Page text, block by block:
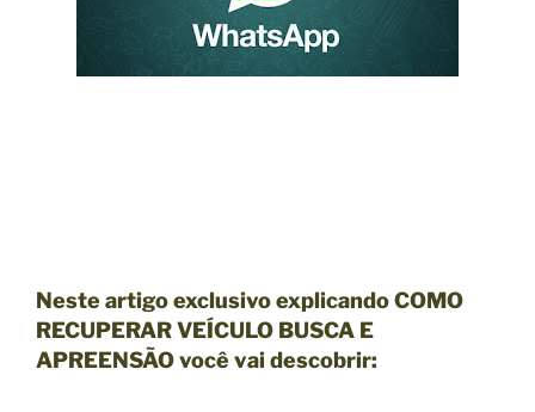
Neste artigo exclusivo explicando COMO
RECUPERAR VEÍCULO BUSCA E
APREENSÃO você vai descobrir: